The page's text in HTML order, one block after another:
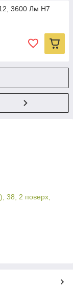
3600 Лм Н7
38, 2 поверх,